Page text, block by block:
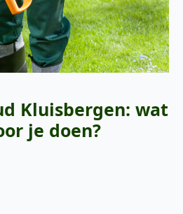
Kluisbergen: wat
je doen?